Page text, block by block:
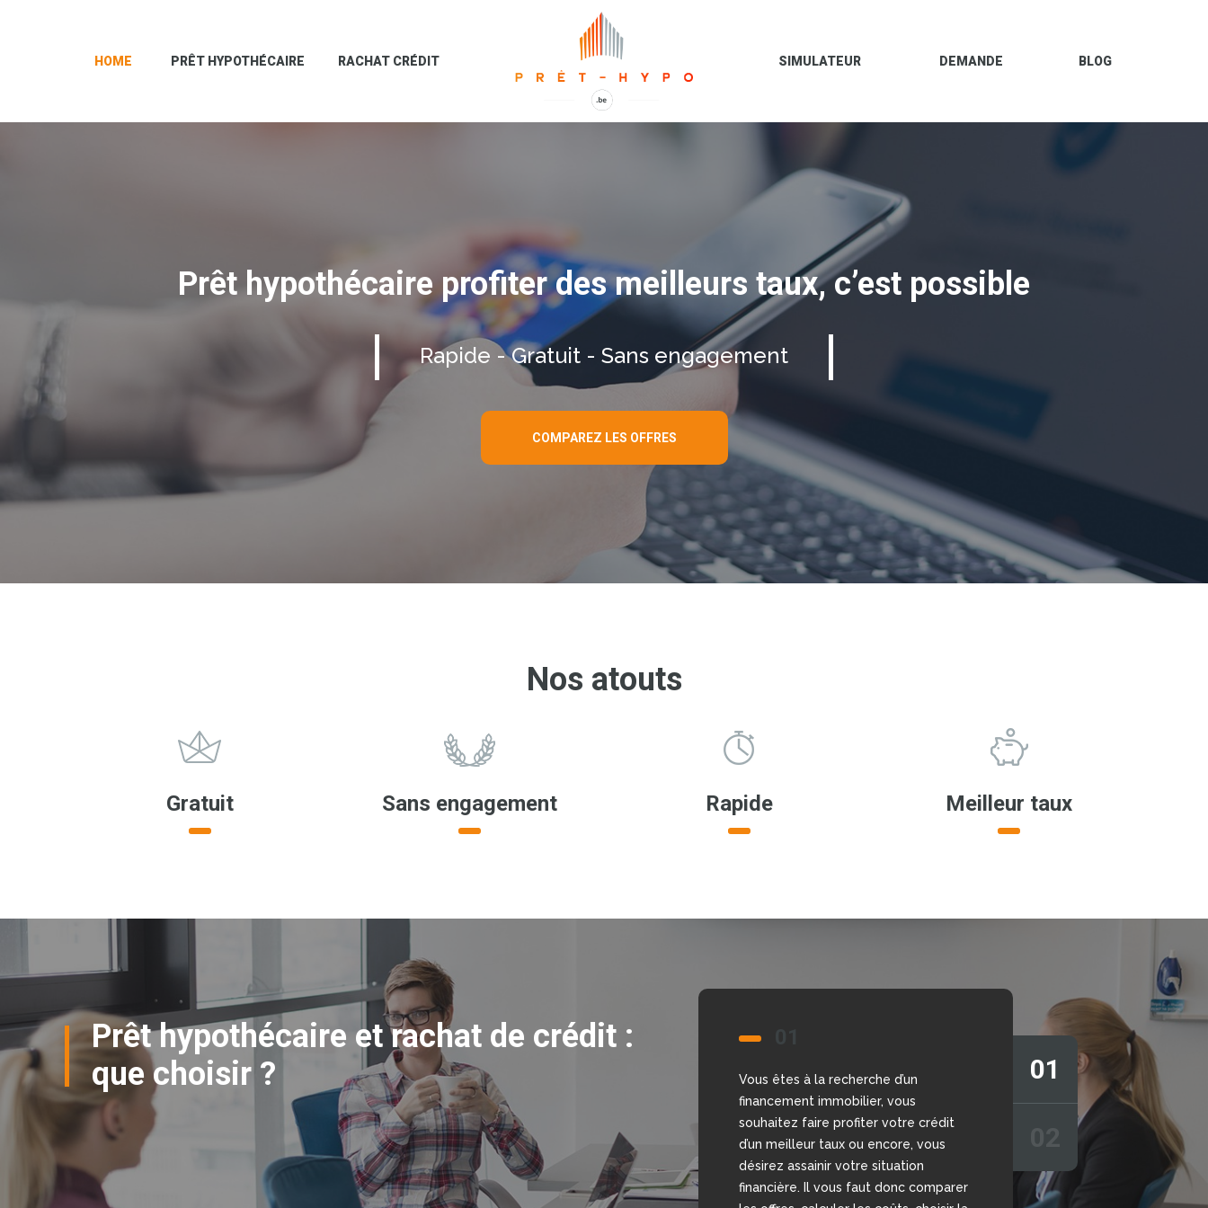
HOME PRÊT HYPOTHÉCAIRE RACHAT CRÉDIT BLOG
DEMANDE
SIMULATEUR
Prêt hypothécaire profiter des meilleurs taux, c’est possible
Rapide - Gratuit - Sans engagement
COMPAREZ LES OFFRES
Nos atouts
Gratuit Sans engagement Rapide Meilleur taux
Prêt hypothécaire et rachat de crédit :
que choisir ?
Vous êtes à la recherche d’un
financement immobilier, vous
souhaitez faire profiter votre crédit
d’un meilleur taux ou encore, vous
désirez assainir votre situation
financière. Il vous faut donc comparer
Nous allons vous aider à prendre la
bonne décision grâce à notre
comparateur de crédit en ligne,
gratuit et sans engagement. Nous
mettons à votre disposition nos
courtiers, chargés d’étudier votre
01